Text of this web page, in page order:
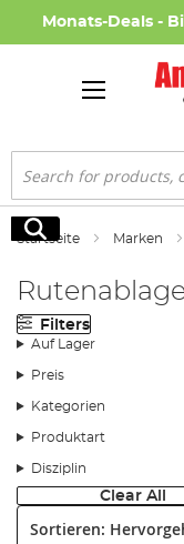
Monats-Deals -
Suche
Suche
Startseite Marken
Filters
Auf Lager
Preis
Kategorien
Produktart
Disziplin
Clear All